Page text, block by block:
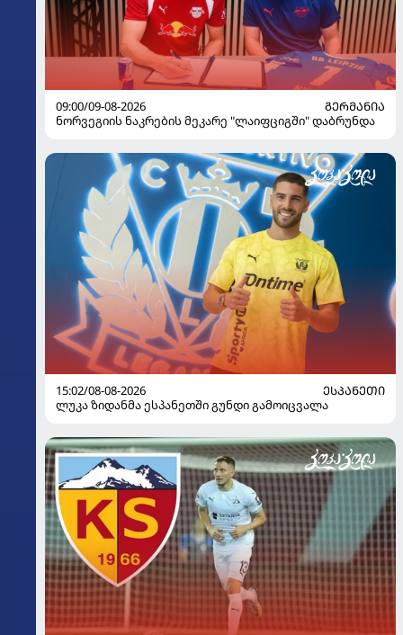
09:00/09-08-2026
ᲒᲔᲠᲛᲐᲜᲘᲐ
ნორვეგიის ნაკრების მეკარე "ლაიფციგში" დაბრუნდა
15:02/08-08-2026
ᲔᲡᲞᲐᲜᲔᲗᲘ
ლუკა ზიდანმა ესპანეთში გუნდი გამოიცვალა